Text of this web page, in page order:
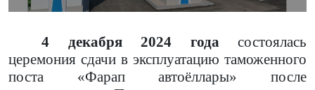
4 декабря 2024 годасостоялась
церемония сдачи в эксплуатацию таможенного
поста «Фарап автоёллары» после